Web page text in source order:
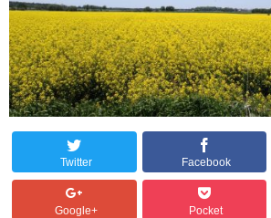
Twitter Facebook
Google+ Pocket